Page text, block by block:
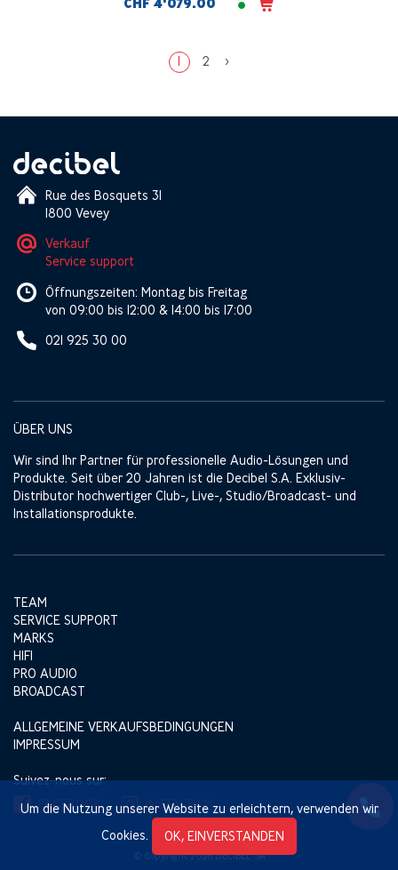
Um die Nutzung unserer Website zu erleichtern, verwenden wir
Cookies.
OK, EINVERSTANDEN
CHF 4'079.00
1 2 >
Rue des Bosquets 31
1800 Vevey
Verkauf
Service support
Öffnungszeiten: Montag bis Freitag
von 09:00 bis 12:00 & 14:00 bis 17:00
021 925 30 00
ÜBER UNS
Wir sind Ihr Partner für professionelle Audio-Lösungen und
Produkte. Seit über 20 Jahren ist die Decibel S.A. Exklusiv-
Distributor hochwertiger Club-, Live-, Studio/Broadcast- und
Installationsprodukte.
TEAM
SERVICE SUPPORT
MARKS
HIFI
PRO AUDIO
BROADCAST
ALLGEMEINE VERKAUFSBEDINGUNGEN
IMPRESSUM
Suivez-nous sur:
FACEBOOK
INSTAGRAM
© Copyright 2026 DECIBEL SA